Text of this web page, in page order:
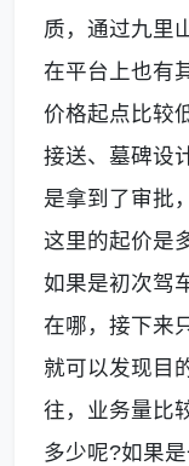
质，通过九里
在平台上也有
价格起点比较
接送、墓碑设
是拿到了审批
这里的起价是
如果是初次驾
在哪，接下来
就可以发现目
往，业务量比
多少呢?如果